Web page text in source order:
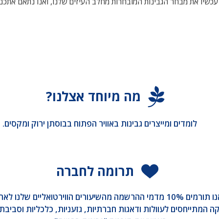
מה מיוחד אצלנו?
לומדים ומייצרים גבינות באוויר הפתוח בבוסתן ירוק ומקסים.
תרומה לחברה
1. אנו תורמים 10% מדמי ההרשמה מהשיעורים הווירטואליים שלנו
המתייחסים לעוולות ודאגות חברתיות, גזעניות, כלכליות